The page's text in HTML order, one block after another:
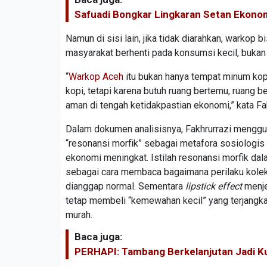
Safuadi Bongkar Lingkaran Setan
Namun di sisi lain, jika tidak diarahkan, warkop
masyarakat berhenti pada konsumsi kecil,
“Warkop Aceh itu bukan hanya tempat minum
kopi, tetapi karena butuh ruang bertemu, ruang
aman di tengah ketidakpastian ekonomi,” kata
Dalam dokumen analisisnya, Fakhrurrazi
“resonansi morfik” sebagai metafora
ekonomi meningkat. Istilah resonansi morfik
sebagai cara membaca bagaimana perilaku
dianggap normal. Sementara lipstick effect
tetap membeli “kemewahan kecil” yang
murah.
Baca juga:
PERHAPI: Tambang Berkelanjutan Jadi